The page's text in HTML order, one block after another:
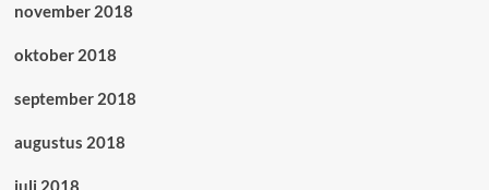
november 2018
oktober 2018
september 2018
augustus 2018
juli 2018